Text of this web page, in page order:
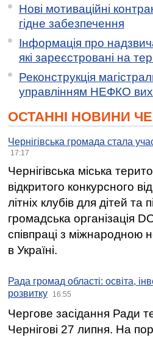
Нові мотиваційні
гідне забезпечення
Інформація про
які зареєстровані на
Реконструкція
управлінням НЕФКО
ОСТАННІ НОВИНИ
Чернігівська громада стала
17:17
Чернігівська міська
відкритого конкурсного
літніх клубів для дітей та
громадська організація
співпраці з міжнародною
в Україні.
Рада громад області: освіта,
розвитку
16:55
Чергове засідання Ради
Чернігові 27 липня. На